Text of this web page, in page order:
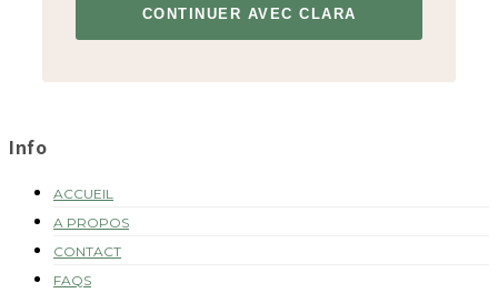
FOOTER
Info
ACCUEIL
A PROPOS
CONTACT
FAQS